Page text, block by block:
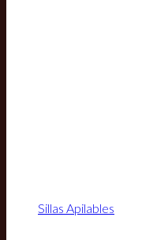
Sillas Apilables